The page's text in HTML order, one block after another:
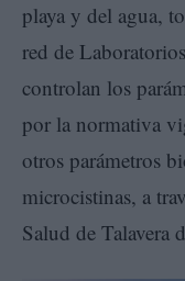
playa y del agua,
red de
controlan los
por la normativa
otros parámetros
microcistinas, a
Salud de Talavera